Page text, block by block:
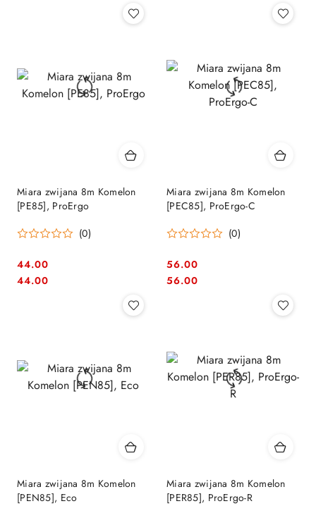
Miara zwijana 8m Komelon
[PE85], ProErgo
(0)
Cena:
44.00
Cena:
44.00
Miara zwijana 8m Komelon
[PEC85], ProErgo-C
(0)
Cena:
56.00
Cena:
56.00
Miara zwijana 8m Komelon
[PEN85], Eco
Miara zwijana 8m Komelon
[PER85], ProErgo-R